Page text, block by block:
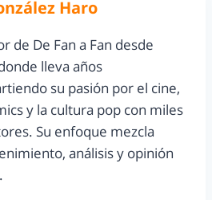
Haro
de De Fan a Fan desde
lleva años
su pasión por el cine,
y la cultura pop con miles
Su enfoque mezcla
análisis y opinión